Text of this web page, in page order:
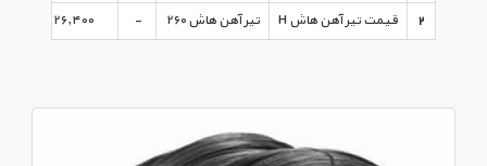
2
قیمت تیر آهن هاش H تیر آهن هاش ۲۶۰ - ۲۶,۴۰۰